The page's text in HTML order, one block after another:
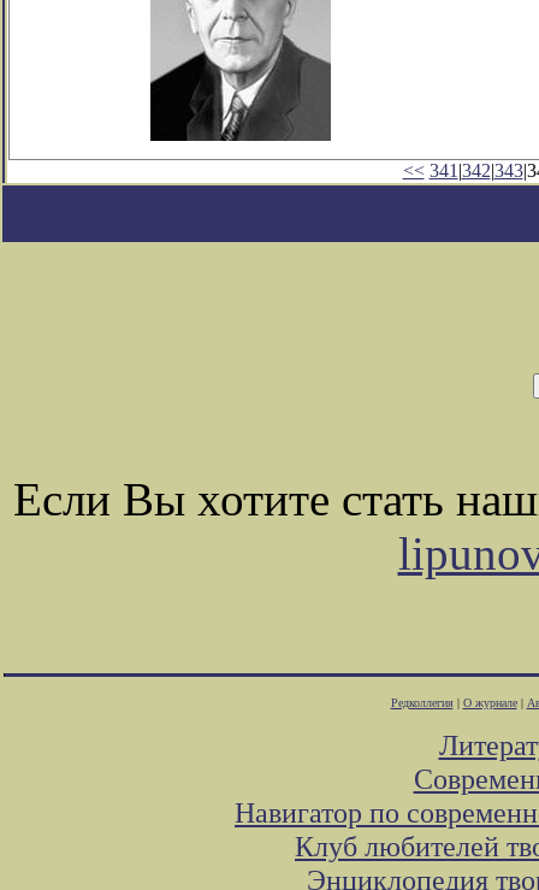
<< 341 |342|343
Если Вы хотите стать
Редколлегия| О журнале|
Навигатор по
Клуб любителей
Энциклопедия